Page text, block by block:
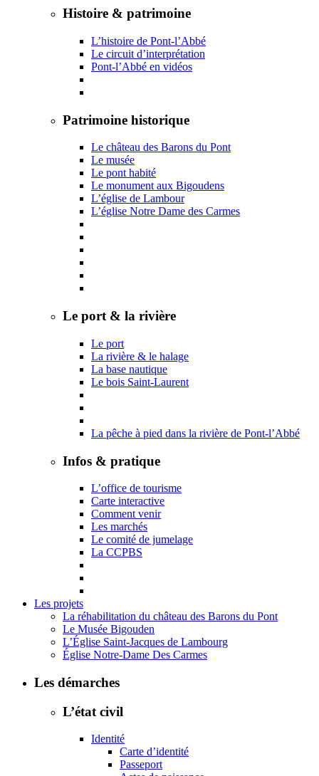
Histoire & patrimoine
L’histoire de Pont-l’Abbé
Le circuit d’interprétation
Pont-l’Abbé en vidéos
Patrimoine historique
Le château des Barons du Pont
Le musée
Le pont habité
Le monument aux Bigoudens
L’église de Lambour
L’église Notre Dame des Carmes
Le port & la rivière
Le port
La rivière & le halage
La base nautique
Le bois Saint-Laurent
La pêche à pied dans la rivière de Pont-l’Abbé
Infos & pratique
L’office de tourisme
Carte interactive
Comment venir
Les marchés
Le comité de jumelage
La CCPBS
Les projets
La réhabilitation du château des Barons du Pont
Le Musée Bigouden
L’Église Saint-Jacques de Lambourg
Église Notre-Dame Des Carmes
Les démarches
L’état civil
Identité
Carte d’identité
Passeport